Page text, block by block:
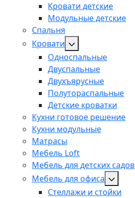
Кровати детские
Модульные детские
Спальня
Кровати
Односпальные
Двуспальные
Двухъярусные
Полутораспальные
Детские кроватки
Кухни готовое решение
Кухни модульные
Матрасы
Мебель Loft
Мебель для детских садов
Мебель для офиса
Стеллажи и стойки